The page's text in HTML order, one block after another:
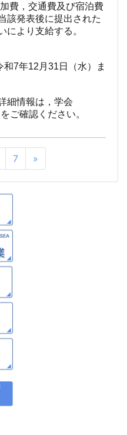
，交通費及び宿泊費
該発表後に提出された
により支給する。
7年12月31日（水）ま
細情報は，学会
をご確認ください。
7 »